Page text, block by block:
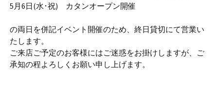
5月6日(水･祝) カタンオープン開催
の両日を併記イベント開催のため、終日貸切にて営業い
たします。
ご来店ご予定のお客様にはご迷惑をお掛けしますが、ご
承知の程よろしくお願い申し上げます。